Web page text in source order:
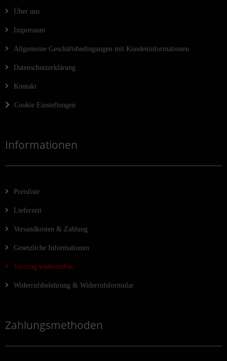
Über uns
Impressum
Allgemeine Geschäftsbedingungen mit Kundeninformationen
Datenschutzerklärung
Kontakt
Cookie Einstellungen
Informationen
Preisliste
Lieferzeit
Versandkosten & Zahlung
Gesetzliche Informationen
Vertrag widerrufen
Widerrufsbelehrung & Widerrufsformular
Zahlungsmethoden